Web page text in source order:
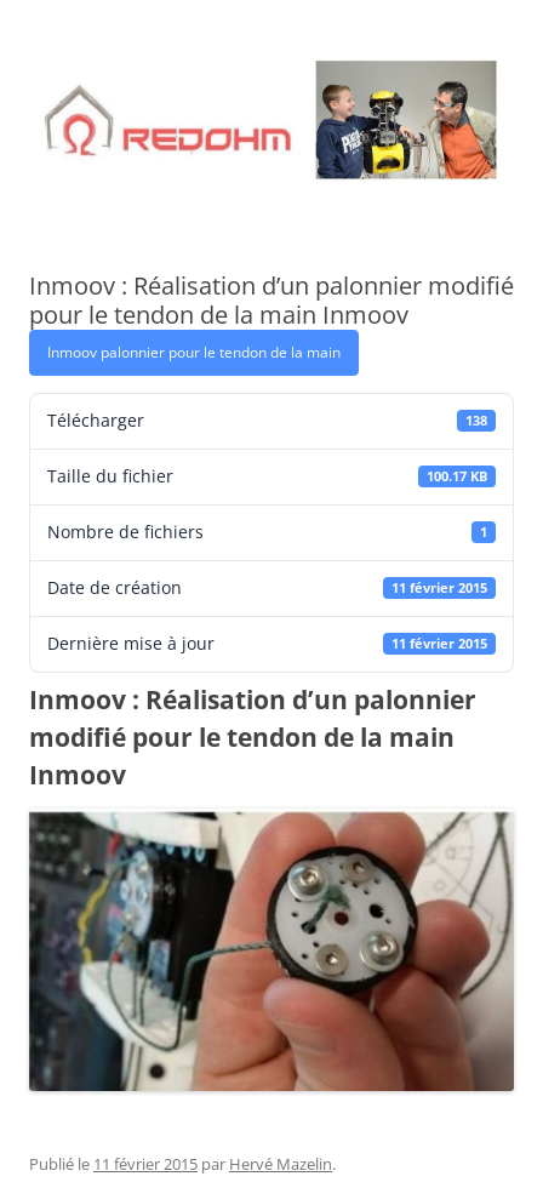
Inmoov : Réalisation d’un palonnier modifié
pour le tendon de la main Inmoov
Inmoov palonnier pour le tendon de la main
Télécharger 138
Taille du fichier 100.17 KB
Nombre de fichiers 1
Date de création 11 février 2015
Dernière mise à jour 11 février 2015
Inmoov : Réalisation d’un palonnier
modifié pour le tendon de la main
Inmoov
Publié le 11 février 2015 par Hervé Mazelin.